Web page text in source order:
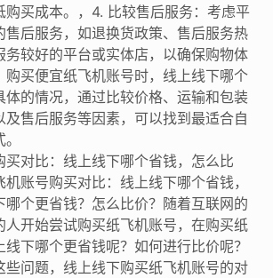
购买成本。，4. 比较售后服务：考虑平
售后服务，如退换货政策、售后服务热
务较好的平台或实体店，以确保购物体
购买便宜纸飞机账号时，线上线下哪个
体的情况，通过比较价格、运输和包装
及售后服务等因素，可以找到最适合自
买对比：线上线下哪个省钱，怎么比
账号购买对比：线上线下哪个省钱，
哪个更省钱？怎么比价？随着互联网的
人开始尝试购买纸飞机账号，在购买纸
下哪个更省钱呢？如何进行比价呢？
些问题，线上线下购买纸飞机账号的对